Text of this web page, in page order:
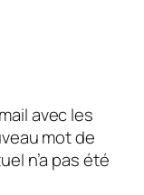
avec les
mot de
n’a pas été